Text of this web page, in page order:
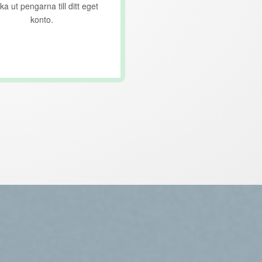
ut pengarna till ditt eget
konto.